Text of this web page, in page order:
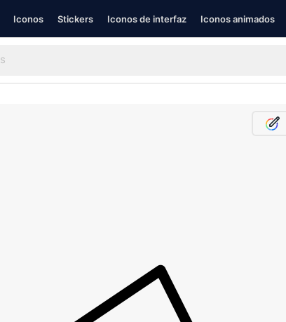
Iconos Stickers Iconos de interfaz Iconos animados